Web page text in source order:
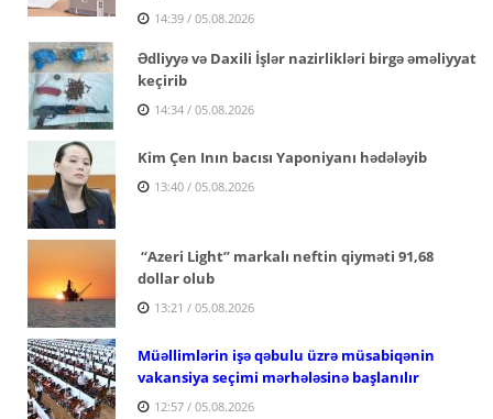
14:39 / 05.08.2026
Ədliyyə və Daxili İşlər nazirlikləri birgə əməliyyat
keçirib
14:34 / 05.08.2026
Kim Çen Inın bacısı Yaponiyanı hədələyib
13:40 / 05.08.2026
“Azeri Light” markalı neftin qiyməti 91,68
dollar olub
13:21 / 05.08.2026
Müəllimlərin işə qəbulu üzrə müsabiqənin
vakansiya seçimi mərhələsinə başlanılır
12:57 / 05.08.2026